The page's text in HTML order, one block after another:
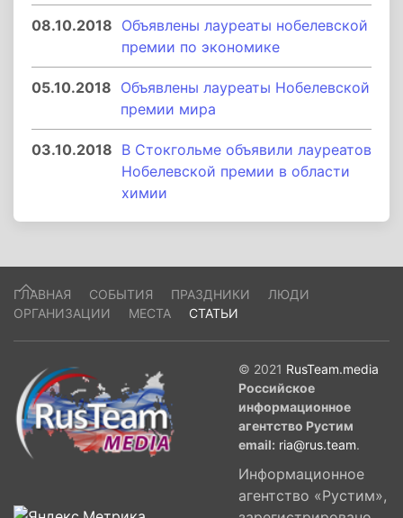
08.10.2018 Объявлены лауреаты нобелевской
премии по экономике
05.10.2018 Объявлены лауреаты Нобелевской
премии мира
03.10.2018 В Стокгольме объявили лауреатов
Нобелевской премии в области
химии
ГЛАВНАЯ СОБЫТИЯ ПРАЗДНИКИ
ЛЮДИ
ОРГАНИЗАЦИИ
МЕСТА СТАТЬИ
© 2021 RusTeam.media
Российское
информационное
агентство Рустим
email: ria@rus.team.
Информационное
агентство «Рустим»,